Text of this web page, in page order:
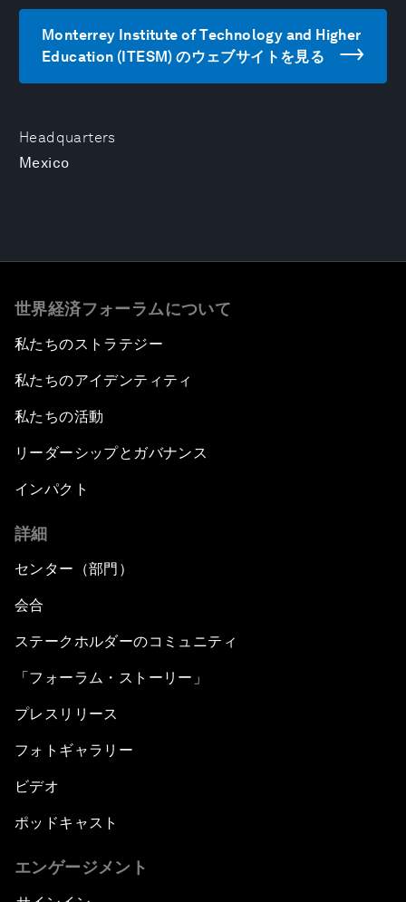
Headquarters
Mexico
Monterrey Institute of Technology and Higher
Education (ITESM) のウェブサイトを見る
世界経済フォーラムについて
私たちのストラテジー
私たちのアイデンティティ
私たちの活動
リーダーシップとガバナンス
インパクト
詳細
センター（部門）
会合
ステークホルダーのコミュニティ
「フォーラム・ストーリー」
プレスリリース
フォトギャラリー
ビデオ
ポッドキャスト
エンゲージメント